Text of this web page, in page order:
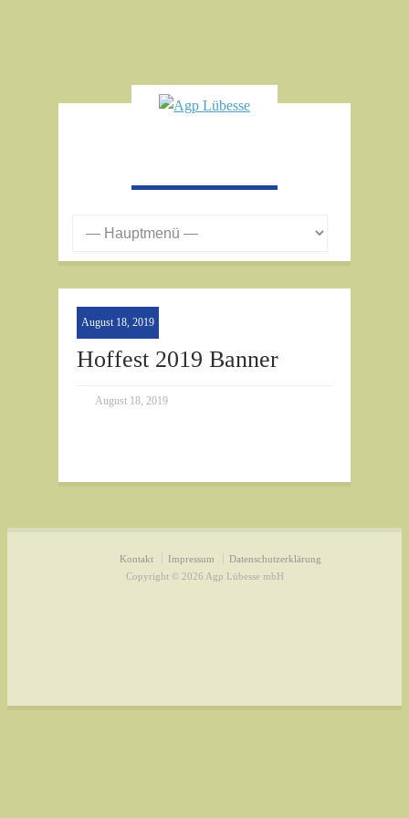
August 18, 2019
Hoffest 2019 Banner
August 18, 2019
Kontakt Impressum
Datenschutzerklärung
Copyright © 2026 Agp Lübesse mbH